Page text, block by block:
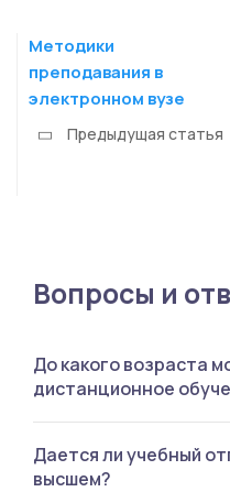
Методики
преподавания в
электронном вузе
Предыдущая статья
Вопросы и
До какого возраста
дистанционное
Верхней границы нет.
стараются принимать до
Дается ли учебный
высшем?